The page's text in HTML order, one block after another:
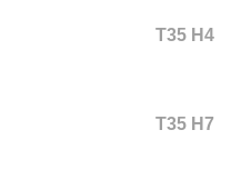
T35 H4
T35 H7